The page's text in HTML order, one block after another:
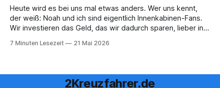
Heute wird es bei uns mal etwas anders. Wer uns kennt,
der weiß: Noah und ich sind eigentlich Innenkabinen-Fans.
Wir investieren das Geld, das wir dadurch sparen, lieber in
Cocktail an der Bar. Auch auf einer unserer letzten Reisen
7 Minuten Lesezeit 21 Mai 2026
2Kreuzfahrer.de